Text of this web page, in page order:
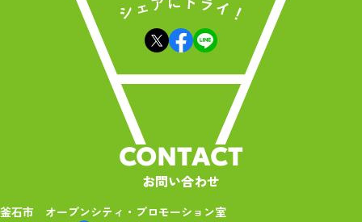
CONTACT
お問い合わせ
釜石市 オープンシティ・プロモーション室